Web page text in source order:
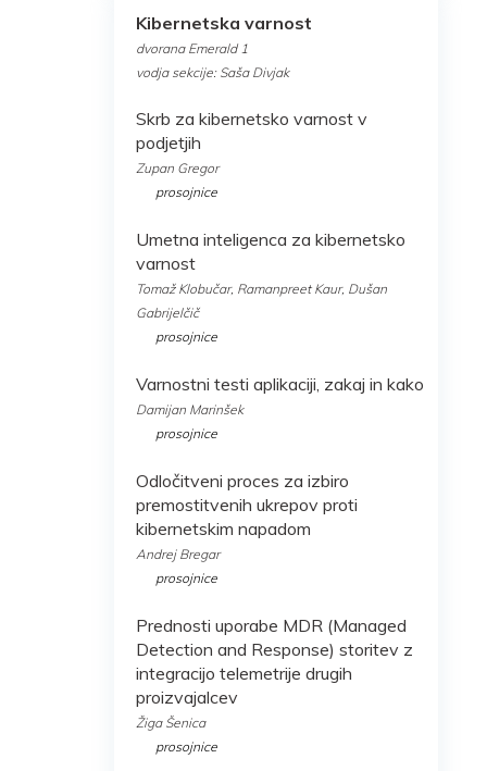
Kibernetska varnost
dvorana Emerald 1
vodja sekcije: Saša Divjak
Skrb za kibernetsko varnost v
podjetjih
Zupan Gregor
prosojnice
Umetna inteligenca za kibernetsko
varnost
Tomaž Klobučar, Ramanpreet Kaur, Dušan
Gabrijelčič
prosojnice
Varnostni testi aplikaciji, zakaj in kako
Damijan Marinšek
prosojnice
Odločitveni proces za izbiro
premostitvenih ukrepov proti
kibernetskim napadom
Andrej Bregar
prosojnice
Prednosti uporabe MDR (Managed
Detection and Response) storitev z
integracijo telemetrije drugih
proizvajalcev
Žiga Šenica
prosojnice